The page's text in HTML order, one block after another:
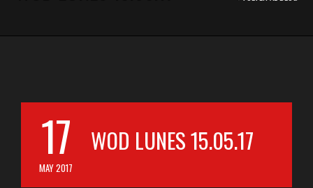
17
MAY 2017
WOD LUNES 15.05.17